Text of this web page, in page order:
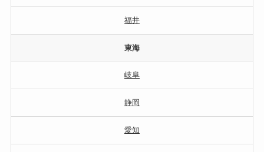
福井
東海
岐阜
静岡
愛知